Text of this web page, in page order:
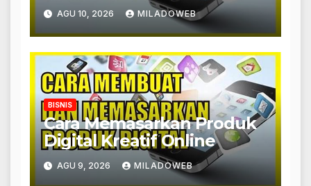
AGU 10, 2026 MILADOWEB
BISNIS
Cara Memasarkan Produk
Digital Kreatif Online
AGU 9, 2026 MILADOWEB